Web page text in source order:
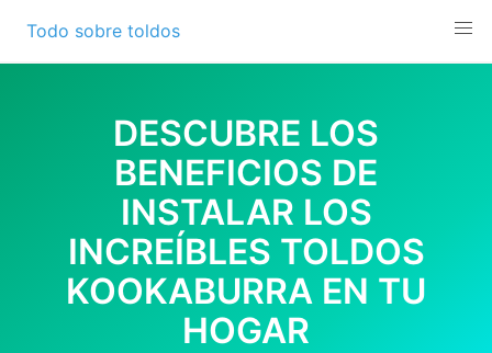
content
Todo sobre toldos
DESCUBRE LOS
BENEFICIOS DE
INSTALAR LOS
INCREÍBLES TOLDOS
KOOKABURRA EN TU
HOGAR